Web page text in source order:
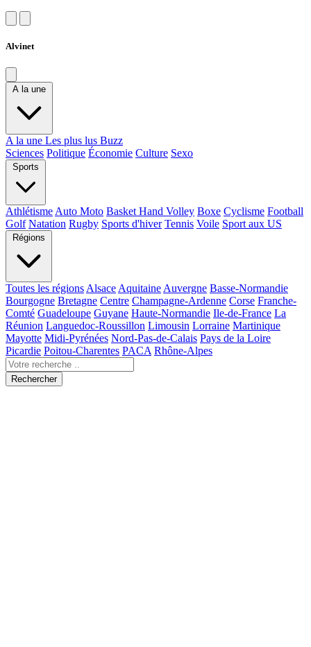
Alvinet
A la une
A la une Les plus lus Buzz
Sciences Politique Économie Culture Sexo
Sports
Athlétisme Auto Moto Basket Hand Volley Boxe Cyclisme Football
Golf Natation Rugby Sports d'hiver Tennis Voile Sport aux US
Régions
Toutes les régions Alsace Aquitaine Auvergne Basse-Normandie
Bourgogne Bretagne Centre Champagne-Ardenne Corse Franche-
Comté Guadeloupe Guyane Haute-Normandie Ile-de-France La
Réunion Languedoc-Roussillon Limousin Lorraine Martinique
Mayotte Midi-Pyrénées Nord-Pas-de-Calais Pays de la Loire
Picardie Poitou-Charentes PACA Rhône-Alpes
Rechercher